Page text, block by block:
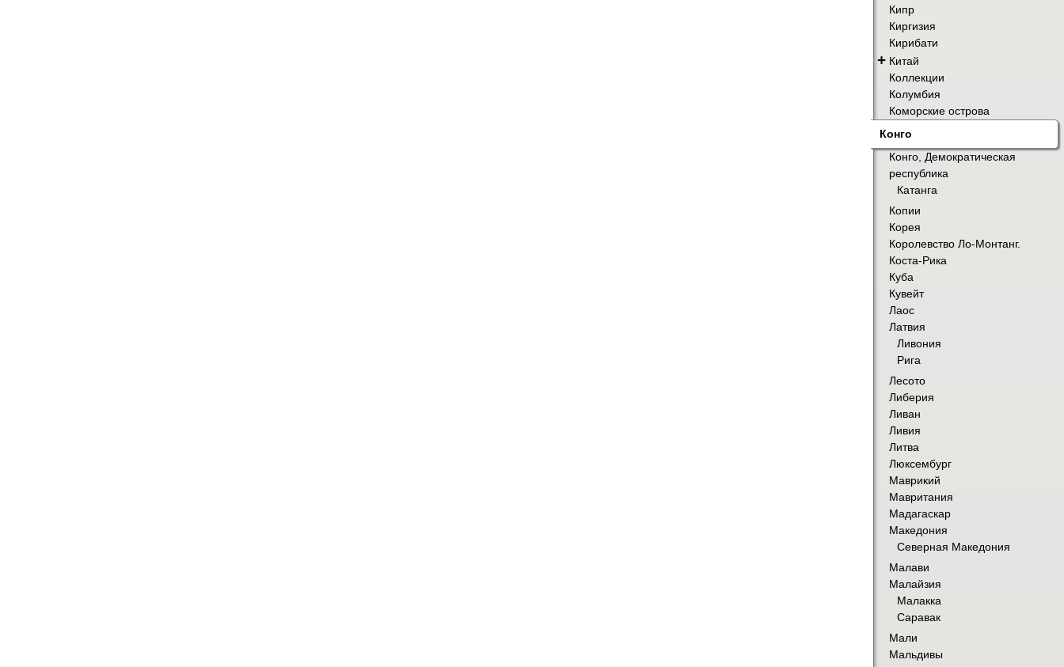
Кипр
Киргизия
Кирибати
+ Китай
Коллекции
Колумбия
Коморские острова
Конго
Конго, Демократическая
республика
Катанга
Копии
Корея
Королевство Ло-Монтанг.
Коста-Рика
Куба
Кувейт
Лаос
Латвия
Ливония
Рига
Лесото
Либерия
Ливан
Ливия
Литва
Люксембург
Маврикий
Мавритания
Мадагаскар
Македония
Северная Македония
Малави
Малайзия
Малакка
Саравак
Мали
Мальдивы